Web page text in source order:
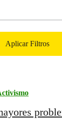
Aplicar Filtros